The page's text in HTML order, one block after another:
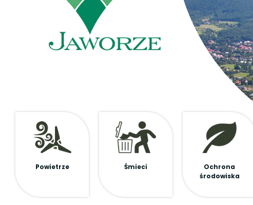
Powietrze Śmieci
Ochrona
środowiska